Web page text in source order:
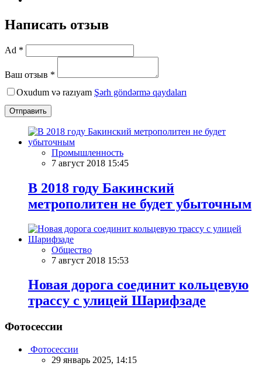
Написать отзыв
Ad *
Ваш отзыв *
Oxudum və razıyam Şərh göndərmə qaydaları
Отправить
Промышленность
7 август 2018 15:45
В 2018 году Бакинский
метрополитен не будет убыточным
Общество
7 август 2018 15:53
Новая дорога соединит кольцевую
трассу с улицей Шарифзаде
Фотосессии
Фотосессии
29 январь 2025, 14:15